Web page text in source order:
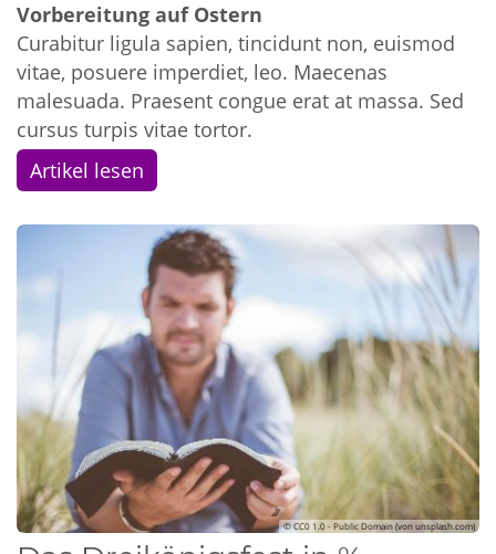
Vorbereitung auf Ostern
Curabitur ligula sapien, tincidunt non, euismod
vitae, posuere imperdiet, leo. Maecenas
malesuada. Praesent congue erat at massa. Sed
cursus turpis vitae tortor.
Artikel lesen
© CC0 1.0 - Public Domain (von unsplash.com)